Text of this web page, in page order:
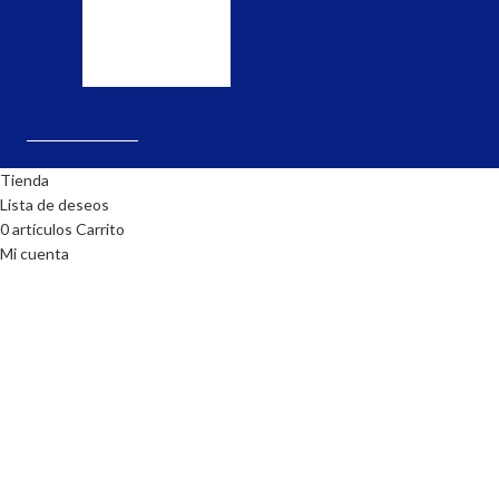
Tienda
Lista de deseos
0artículos Carrito
Mi cuenta